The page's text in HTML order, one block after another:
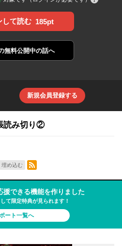
して読む 185pt
無料公開中の話へ
新規会員登録する
読み切り②
埋め込む
RSSフィード
援できる機能を作りました
て限定特典が見られます！
ート一覧へ